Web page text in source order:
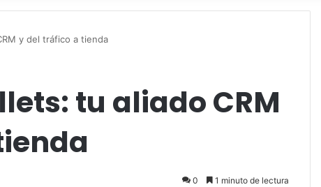
y del tráfico a tienda
tu aliado CRM
0 1 minuto de lectura